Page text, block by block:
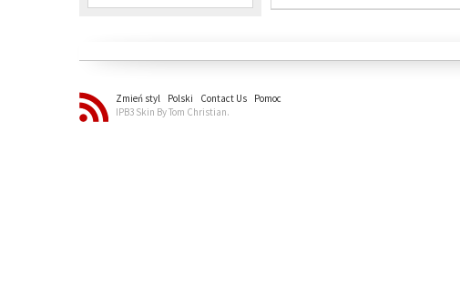
Zmień styl Polski Contact Us
Pomoc
IPB3 Skin By Tom Christian.